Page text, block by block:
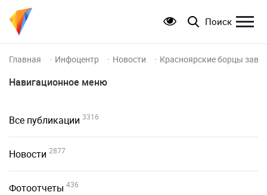
Поиск
Главная Инфоцентр Новости Красноярские борцы
Навигационное меню
Все публикации 3316
Новости 2877
Фотоотчеты 436